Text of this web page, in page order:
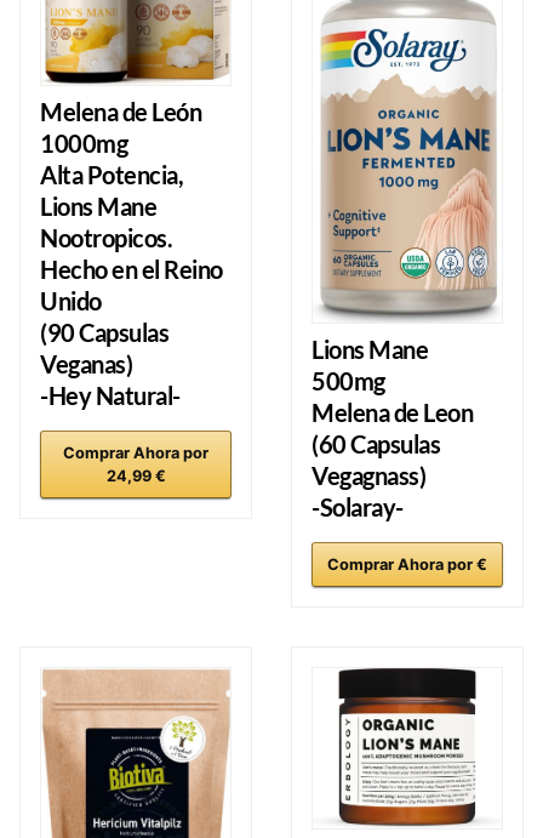
Melena de León
1000mg
Alta Potencia,
Lions Mane
Nootropicos.
Hecho en el Reino
Unido
(90 Capsulas
Veganas)
-Hey Natural-
Comprar Ahora por
24,99 €
Lions Mane
500mg
Melena de Leon
(60 Capsulas
Vegagnass)
-Solaray-
Comprar Ahora por €